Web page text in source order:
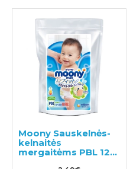
Moony Sauskelnės-
kelnaitės
mergaitėms PBL 12-